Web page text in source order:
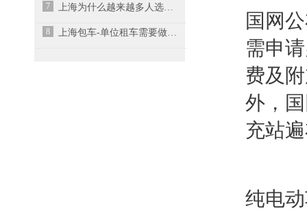
7 上海为什么越来越多人选择租车而不是买车？
8 上海包车-单位租车需要做好哪些准备工作？
国网
需申
费及
外，
充站
纯电